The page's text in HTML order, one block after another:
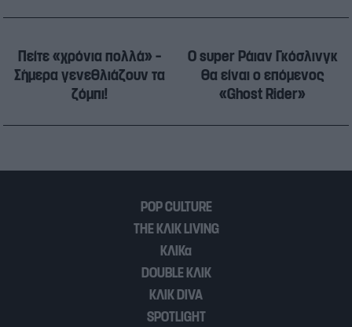
Πείτε «χρόνια πολλά» –
Σήμερα γενεθλιάζουν τα
ζόμπι!
Ο super Ράιαν Γκόσλινγκ
θα είναι ο επόμενος
«Ghost Rider»
POP CULTURE
THE ΚΛΙΚ LIVING
ΚΛΙΚα
DOUBLE ΚΛΙΚ
ΚΛΙΚ DIVA
SPOTLIGHT